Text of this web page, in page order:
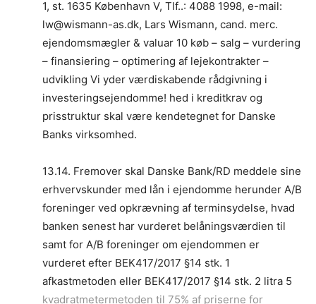
1, st. 1635 København V, Tlf..: 4088 1998, e-mail:
lw@wismann-as.dk, Lars Wismann, cand. merc.
ejendomsmægler & valuar 10 køb – salg – vurdering
– finansiering – optimering af lejekontrakter –
udvikling Vi yder værdiskabende rådgivning i
investeringsejendomme! hed i kreditkrav og
prisstruktur skal være kendetegnet for Danske
Banks virksomhed.
13.14. Fremover skal Danske Bank/RD meddele sine
erhvervskunder med lån i ejendomme herunder A/B
foreninger ved opkrævning af terminsydelse, hvad
banken senest har vurderet belåningsværdien til
samt for A/B foreninger om ejendommen er
vurderet efter BEK417/2017 §14 stk. 1
afkastmetoden eller BEK417/2017 §14 stk. 2 litra 5
kvadratmetermetoden til 75% af priserne for